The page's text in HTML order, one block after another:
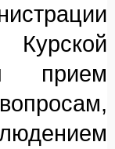
Курской
прием